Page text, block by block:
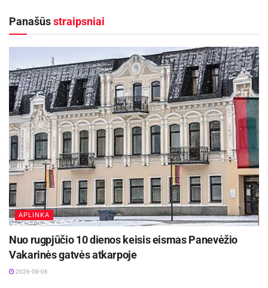
Panašūsstraipsniai
APLINKA
Nuo rugpjūčio 10 dienos keisis eismas Panevėžio
Vakarinės gatvės atkarpoje
2026-08-06